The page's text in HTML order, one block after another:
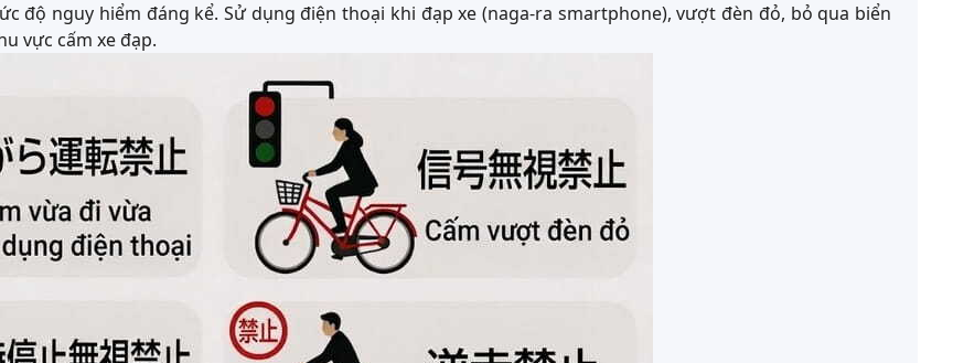
độ nguy hiểm đáng kể. Sử dụng điện thoại khi đạp xe (naga-ra smartphone), vượt đèn đỏ, bỏ qua biển
vực cấm xe đạp.